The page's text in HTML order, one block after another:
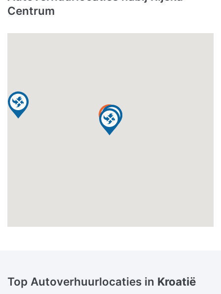
Centrum
Top Autoverhuurlocaties in Kroatië